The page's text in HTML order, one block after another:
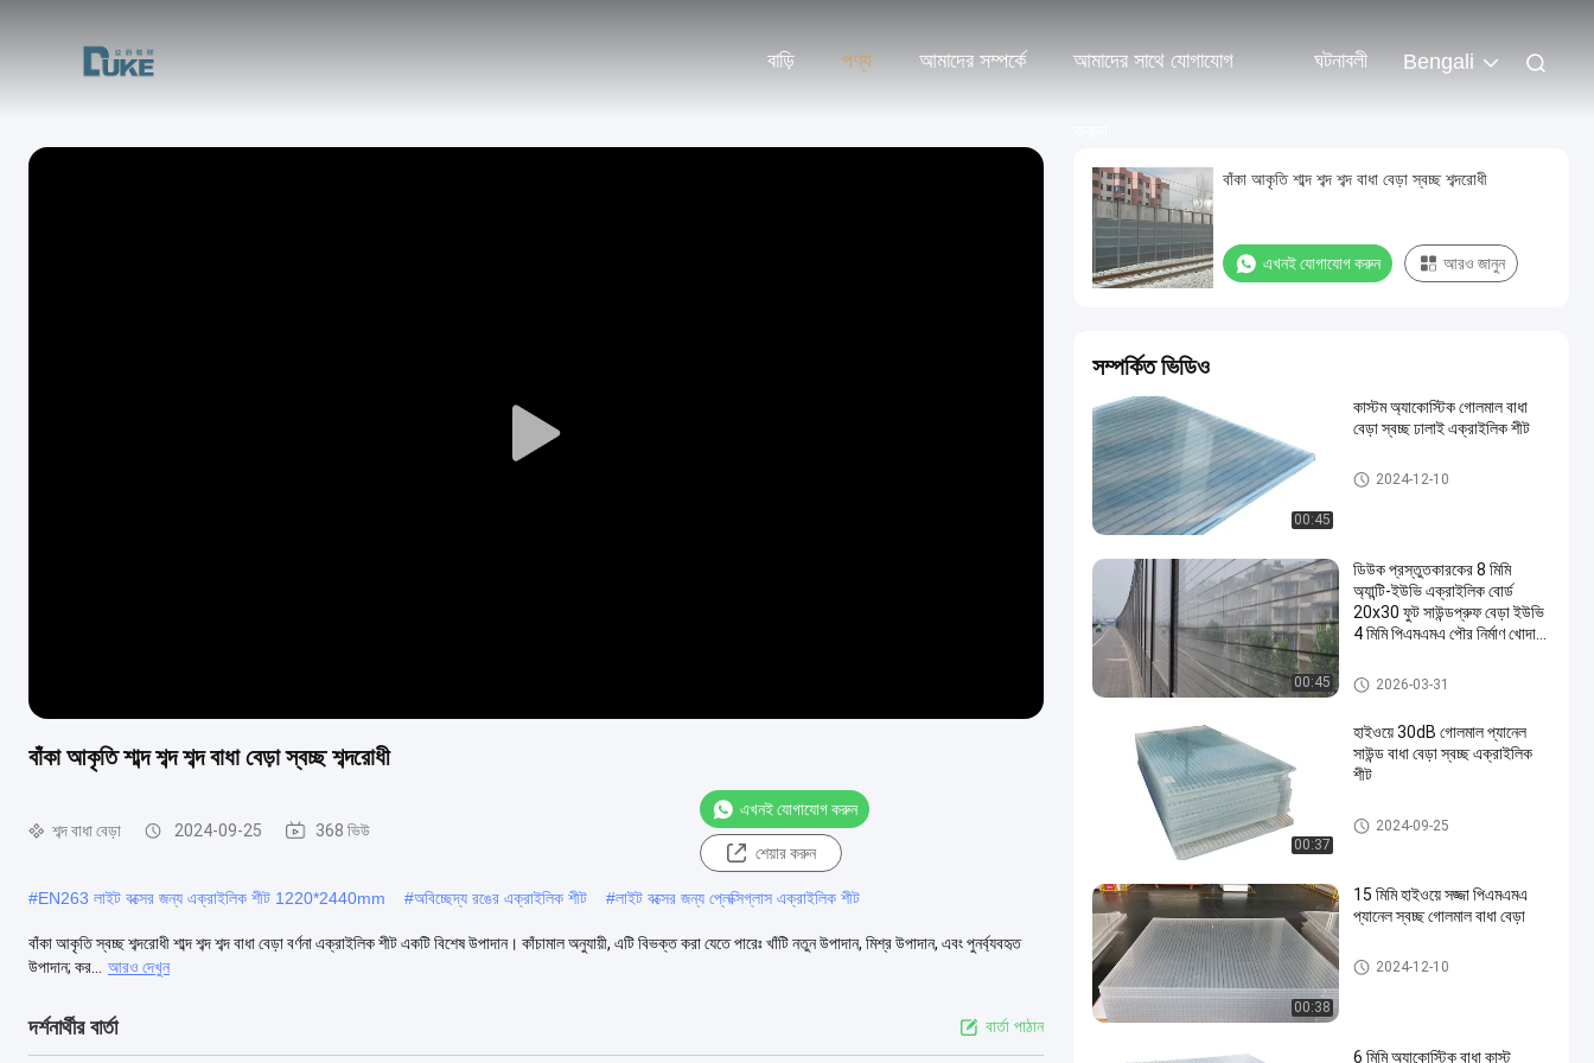
বাড়ি পণ্য আমাদের সম্পর্কে আমাদের সাথে যোগাযোগ ঘটনাবলী Bengali
Play
বাঁকা আকৃতি শাব্দ শব্দ শব্দ বাধা বেড়া স্বচ্ছ শব্দরোধী
শব্দ বাধা বেড়া 2024-09-25 368 ভিউ
এখনই যোগাযোগ করুন
শেয়ার করুন
#EN263 লাইট বক্সের জন্য এক্রাইলিক শীট 1220*2440mm #অবিচ্ছেদ্য রঙের এক্রাইলিক শীট #লাইট বক্সের জন্য প্লেক্সিগ্লাস এক্রাইলিক শীট
বাঁকা আকৃতি স্বচ্ছ শব্দরোধী শাব্দ শব্দ শব্দ বাধা বেড়া বর্ণনা এক্রাইলিক শীট একটি বিশেষ উপাদান। কাঁচামাল অনুযায়ী, এটি বিভক্ত করা যেতে পারেঃ খাঁটি নতুন উপাদান, মিশ্র উপাদান, এবং পুনর্ব্যবহৃত
উপাদান; কর...
আরও দেখুন
দর্শনার্থীর বার্তা বার্তা পাঠান
বাঁকা আকৃতি শাব্দ শব্দ শব্দ বাধা বেড়া স্বচ্ছ শব্দরোধী
এখনই যোগাযোগ করুন আরও জানুন
সম্পর্কিত ভিডিও
00:45
কাস্টম অ্যাকোস্টিক গোলমাল বাধা
বেড়া স্বচ্ছ ঢালাই এক্রাইলিক শীট
শব্দ বাধা বেড়া
2024-12-10
00:45
ডিউক প্রস্তুতকারকের 8 মিমি
অ্যান্টি-ইউভি এক্রাইলিক বোর্ড
20x30 ফুট সাউন্ডপ্রুফ বেড়া ইউভি
4 মিমি পিএমএমএ পৌর নির্মাণ খোদাই
শব্দ বাধা বেড়া
2026-03-31
00:37
হাইওয়ে 30dB গোলমাল প্যানেল
সাউন্ড বাধা বেড়া স্বচ্ছ এক্রাইলিক
শীট
শব্দ বাধা বেড়া
2024-09-25
00:38
15 মিমি হাইওয়ে সজ্জা পিএমএমএ
প্যানেল স্বচ্ছ গোলমাল বাধা বেড়া
শব্দ বাধা বেড়া
2024-12-10
6 মিমি অ্যাকোস্টিক বাধা কাস্ট